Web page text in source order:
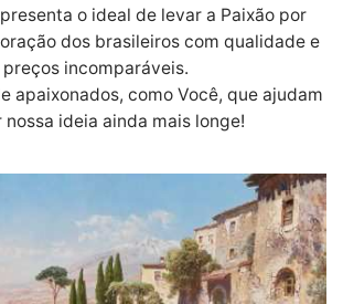
o ideal de levar a Paixão por
dos brasileiros com qualidade e
preços incomparáveis.
apaixonados, como Você, que ajudam
nossa ideia ainda mais longe!